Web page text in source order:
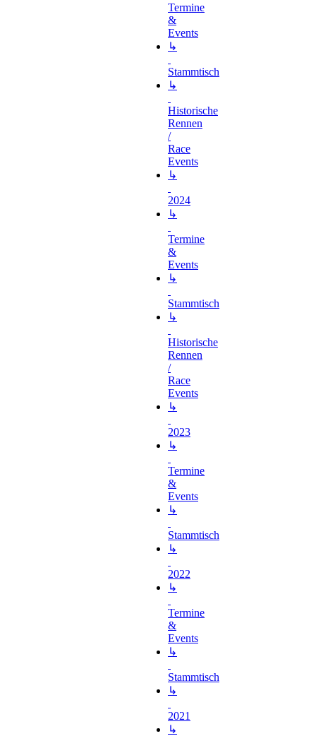
Termine
&
Events
↳
Stammtisch
↳
Historische
Rennen
/
Race
Events
↳
2024
↳
Termine
&
Events
↳
Stammtisch
↳
Historische
Rennen
/
Race
Events
↳
2023
↳
Termine
&
Events
↳
Stammtisch
↳
2022
↳
Termine
&
Events
↳
Stammtisch
↳
2021
↳